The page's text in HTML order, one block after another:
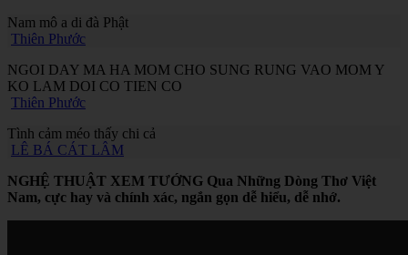
Nam mô a di đà Phật
Thiên Phước
NGOI DAY MA HA MOM CHO SUNG RUNG VAO MOM Y
KO LAM DOI CO TIEN CO
Thiên Phước
Tình cảm méo thấy chi cả
LÊ BÁ CÁT LÂM
NGHỆ THUẬT XEM TƯỚNG Qua Những Dòng Thơ Việt
Nam, cực hay và chính xác, ngắn gọn dễ hiểu, dễ nhớ.